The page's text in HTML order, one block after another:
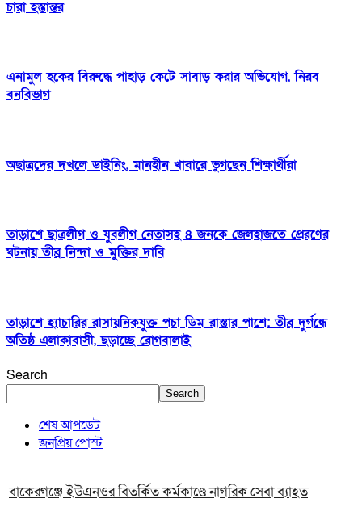
চারা হস্তান্তর
এনামুল হকের বিরুদ্ধে পাহাড় কেটে সাবাড় করার অভিযোগ, নিরব
বনবিভাগ
অছাত্রদের দখলে ডাইনিং, মানহীন খাবারে ভুগছেন শিক্ষার্থীরা
তাড়াশে ছাত্রলীগ ও যুবলীগ নেতাসহ ৪ জনকে জেলহাজতে প্রেরণের
ঘটনায় তীব্র নিন্দা ও মুক্তির দাবি
তাড়াশে হ্যাচারির রাসায়নিকযুক্ত পচা ডিম রাস্তার পাশে: তীব্র দুর্গন্ধে
অতিষ্ঠ এলাকাবাসী, ছড়াচ্ছে রোগবালাই
Search
Search
শেষ আপডেট
জনপ্রিয় পোস্ট
বাকেরগঞ্জে ইউএনওর বিতর্কিত কর্মকাণ্ডে নাগরিক সেবা ব্যাহত